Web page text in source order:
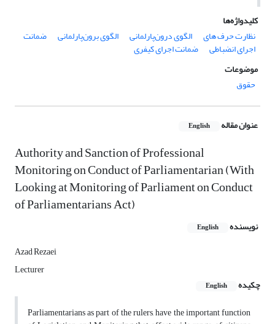
کلیدواژه‌ها
نظارت حرف ه‏ای
الگوی درون‌پارلمانی الگوی برون‌پارلمانی ضمانت‏
اجرای انضباطی
ضمانت‏ اجرای کیفری
موضوعات
حقوق
عنوان مقاله English
Authority and Sanction of Professional
Monitoring on Conduct of Parliamentarian (With
Looking at Monitoring of Parliament on Conduct
of Parliamentarians Act)
نویسنده English
Azad Rezaei
Lecturer
چکیده
English
Parliamentarians as part of the rulers, have the important function